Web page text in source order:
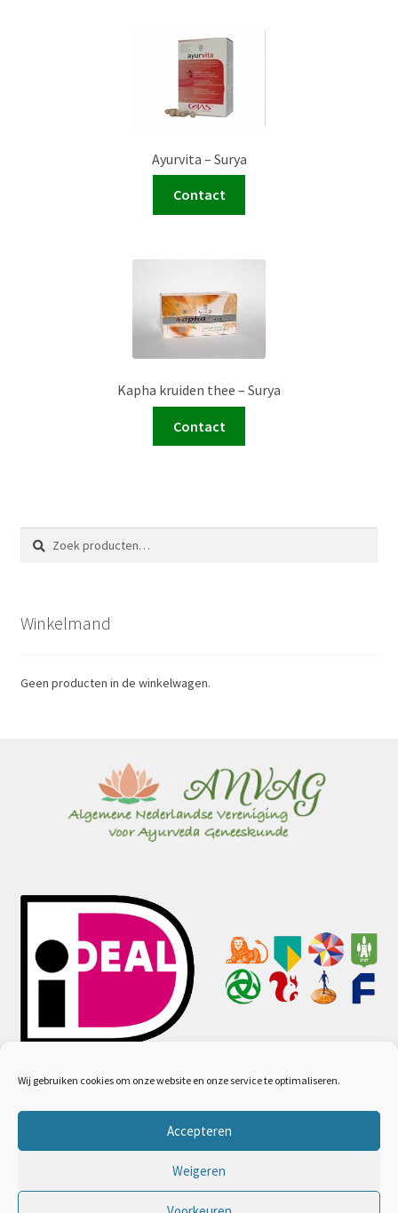
Wij gebruiken cookies om onze website en onze service te optimaliseren.
Accepteren
Weigeren
Ayurvita – Surya
Contact
Kapha kruiden thee – Surya
Contact
Zoeken
naar:
Zoeken
Winkelmand
Geen producten in de winkelwagen.
© Ayurveda webwinkel 2026
Gebouwd met WooCommerce